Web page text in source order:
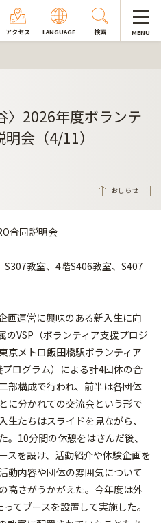
アクセス LANGUAGE 検索 MENU
〉2026年度ボランテ
会（4/11）
おしらせ
合同説明会
教室、4階S406教室、S407
画運営に興味のある新入生に向
のVSP（ボランティア支援プロジ
京メトロ飯田橋駅ボランティア
ログラム）による計4団体の合
部構成で行われ、前半は各団体
に分かれての交流会という形で
たちはスライドを見ながら、
。10分間の休憩をはさんだ後、
スを設け、活動紹介や体験企画を
動内容や団体の雰囲気について
高さがうかがえた。今年度は外
てブースを設置して実施した。